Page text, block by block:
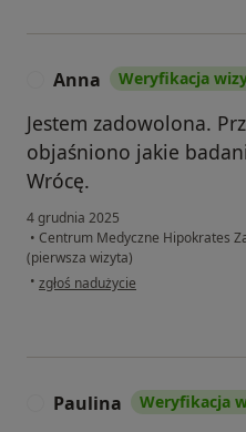
Anna Weryfikacja
Jestem zadowolona.
objaśniono jakie
Wrócę.
4 grudnia 2025
• Centrum Medyczne Hipokrates
(pierwsza wizyta)
• w opinii użytkownika Anna
zgłoś nadużycie
Paulina Weryfikacja